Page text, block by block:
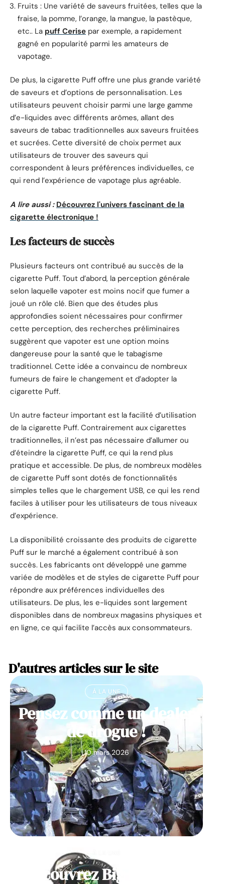
Fruits : Une variété de saveurs fruitées, telles que la
fraise, la pomme, l’orange, la mangue, la pastèque,
etc.. La puff Cerise par exemple, a rapidement
gagné en popularité parmi les amateurs de
vapotage.
De plus, la cigarette Puff offre une plus grande variété
de saveurs et d’options de personnalisation. Les
utilisateurs peuvent choisir parmi une large gamme
d’e-liquides avec différents arômes, allant des
saveurs de tabac traditionnelles aux saveurs fruitées
et sucrées. Cette diversité de choix permet aux
utilisateurs de trouver des saveurs qui
correspondent à leurs préférences individuelles, ce
qui rend l’expérience de vapotage plus agréable.
A lire aussi : Découvrez l'univers fascinant de la
cigarette électronique !
Les facteurs de succès
Plusieurs facteurs ont contribué au succès de la
cigarette Puff. Tout d’abord, la perception générale
selon laquelle vapoter est moins nocif que fumer a
joué un rôle clé. Bien que des études plus
approfondies soient nécessaires pour confirmer
cette perception, des recherches préliminaires
suggèrent que vapoter est une option moins
dangereuse pour la santé que le tabagisme
traditionnel. Cette idée a convaincu de nombreux
fumeurs de faire le changement et d’adopter la
cigarette Puff.
Un autre facteur important est la facilité d’utilisation
de la cigarette Puff. Contrairement aux cigarettes
traditionnelles, il n’est pas nécessaire d’allumer ou
d’éteindre la cigarette Puff, ce qui la rend plus
pratique et accessible. De plus, de nombreux modèles
de cigarette Puff sont dotés de fonctionnalités
simples telles que le chargement USB, ce qui les rend
faciles à utiliser pour les utilisateurs de tous niveaux
d’expérience.
La disponibilité croissante des produits de cigarette
Puff sur le marché a également contribué à son
succès. Les fabricants ont développé une gamme
variée de modèles et de styles de cigarette Puff pour
répondre aux préférences individuelles des
utilisateurs. De plus, les e-liquides sont largement
disponibles dans de nombreux magasins physiques et
en ligne, ce qui facilite l’accès aux consommateurs.
D'autres articles sur le site
À LA UNE
Pensez comme un dealer
de drogue !
10 mars 2026
Découvrez Big Monster,